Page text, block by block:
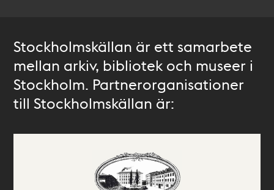
Stockholmskällan är ett samarbete
mellan arkiv, bibliotek och museer i
Stockholm. Partnerorganisationer
till Stockholmskällan är: